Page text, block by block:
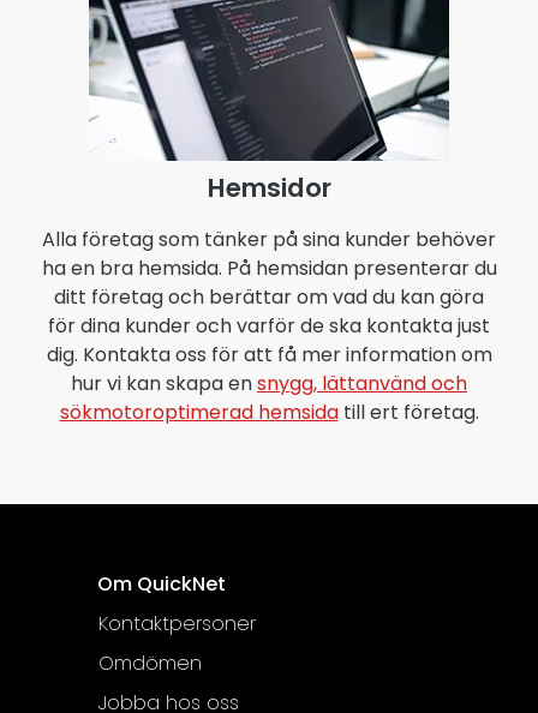
Hemsidor
Alla företag som tänker på sina kunder behöver
ha en bra hemsida. På hemsidan presenterar du
ditt företag och berättar om vad du kan göra
för dina kunder och varför de ska kontakta just
dig. Kontakta oss för att få mer information om
hur vi kan skapa ensnygg, lättanvänd och
sökmotoroptimerad hemsidatill ert företag.
Om QuickNet
Kontaktpersoner
Omdömen
Jobba hos oss